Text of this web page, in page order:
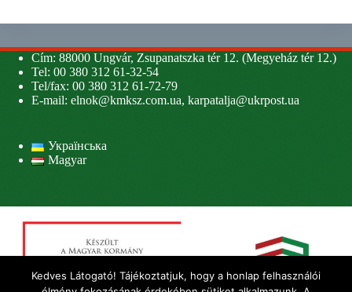
Cím: 88000 Ungvár, Zsupanatszka tér 12. (Megyeház tér 12.)
Tel: 00 380 312 61-32-54
Tel/fax: 00 380 312 61-72-79
E-mail: elnok@kmksz.com.ua, karpatalja@ukrpost.ua
Українська
Magyar
Kedves Látogató! Tájékoztatjuk, hogy a honlap felhasználói